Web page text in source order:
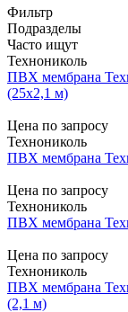
Фильтр
Подразделы
Часто ищут
Технониколь
ПВХ мембрана
(25х2,1 м)
Цена по запросу
Технониколь
ПВХ мембрана
Цена по запросу
Технониколь
ПВХ мембрана
Цена по запросу
Технониколь
ПВХ мембрана
(2,1 м)